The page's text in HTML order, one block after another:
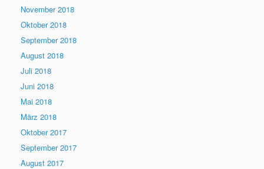
November 2018
Oktober 2018
September 2018
August 2018
Juli 2018
Juni 2018
Mai 2018
März 2018
Oktober 2017
September 2017
August 2017